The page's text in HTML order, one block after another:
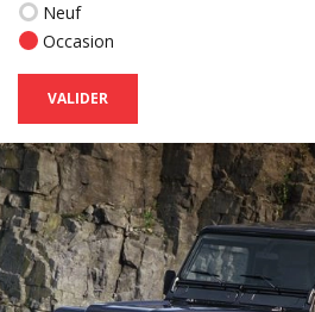
Neuf
Occasion
VALIDER